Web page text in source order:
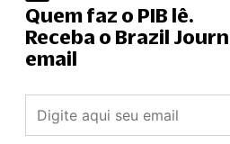
Quem faz o PIB lê.
Receba o Brazil
email